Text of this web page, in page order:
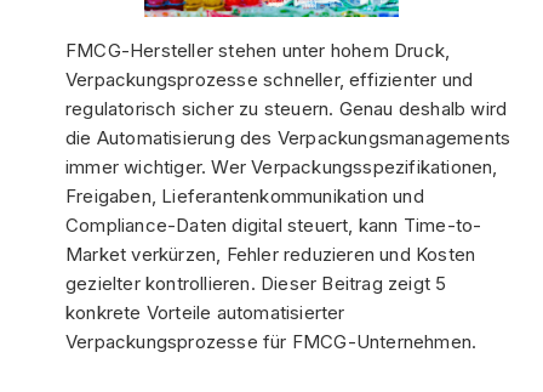
FMCG-Hersteller stehen unter hohem Druck,
Verpackungsprozesse schneller, effizienter und
regulatorisch sicher zu steuern. Genau deshalb wird
die Automatisierung des Verpackungsmanagements
immer wichtiger. Wer Verpackungsspezifikationen,
Freigaben, Lieferantenkommunikation und
Compliance-Daten digital steuert, kann Time-to-
Market verkürzen, Fehler reduzieren und Kosten
gezielter kontrollieren. Dieser Beitrag zeigt 5
konkrete Vorteile automatisierter
Verpackungsprozesse für FMCG-Unternehmen.